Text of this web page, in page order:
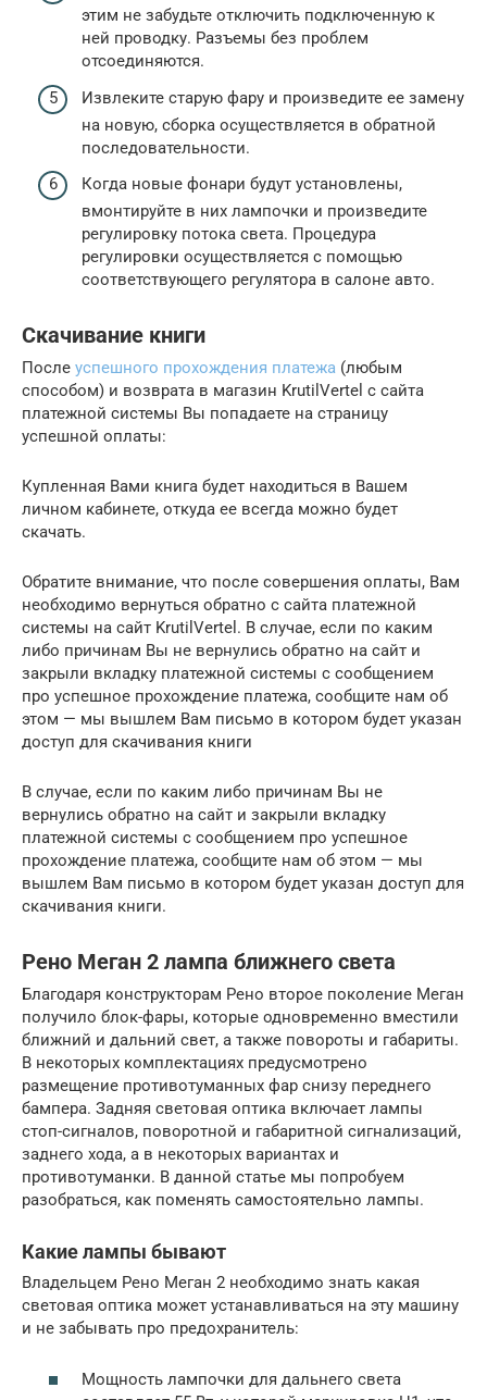
этим не забудьте отключить подключенную к
ней проводку. Разъемы без проблем
отсоединяются.
Извлеките старую фару и произведите ее замену
на новую, сборка осуществляется в обратной
последовательности.
Когда новые фонари будут установлены,
вмонтируйте в них лампочки и произведите
регулировку потока света. Процедура
регулировки осуществляется с помощью
соответствующего регулятора в салоне авто.
Скачивание книги
После успешного прохождения платежа (любым
способом) и возврата в магазин KrutilVertel с сайта
платежной системы Вы попадаете на страницу
успешной оплаты:
Купленная Вами книга будет находиться в Вашем
личном кабинете, откуда ее всегда можно будет
скачать.
Обратите внимание, что после совершения оплаты, Вам
необходимо вернуться обратно с сайта платежной
системы на сайт KrutilVertel. В случае, если по каким
либо причинам Вы не вернулись обратно на сайт и
закрыли вкладку платежной системы с сообщением
про успешное прохождение платежа, сообщите нам об
этом — мы вышлем Вам письмо в котором будет указан
доступ для скачивания книги
В случае, если по каким либо причинам Вы не
вернулись обратно на сайт и закрыли вкладку
платежной системы с сообщением про успешное
прохождение платежа, сообщите нам об этом — мы
вышлем Вам письмо в котором будет указан доступ для
скачивания книги.
Рено Меган 2 лампа ближнего света
Благодаря конструкторам Рено второе поколение Меган
получило блок-фары, которые одновременно вместили
ближний и дальний свет, а также повороты и габариты.
В некоторых комплектациях предусмотрено
размещение противотуманных фар снизу переднего
бампера. Задняя световая оптика включает лампы
стоп-сигналов, поворотной и габаритной сигнализаций,
заднего хода, а в некоторых вариантах и
противотуманки. В данной статье мы попробуем
разобраться, как поменять самостоятельно лампы.
Какие лампы бывают
Владельцем Рено Меган 2 необходимо знать какая
световая оптика может устанавливаться на эту машину
и не забывать про предохранитель:
Мощность лампочки для дальнего света